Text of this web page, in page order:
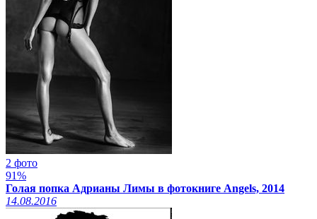
2 фото
91%
Голая попка Адрианы Лимы в фотокниге Angels, 2014
14.08.2016